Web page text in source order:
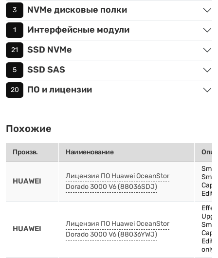
3 NVMe дисковые полки
1 Интерфейсные модули
21 SSD NVMe
5 SSD SAS
20 ПО и лицензии
Похожие
Произв. Наименование
HUAWEI
Лицензия ПО Huawei OceanStor
Dorado 3000 V6 (88036SDJ)
HUAWEI
Лицензия ПО Huawei OceanStor
Dorado 3000 V6 (88036YWJ)
only